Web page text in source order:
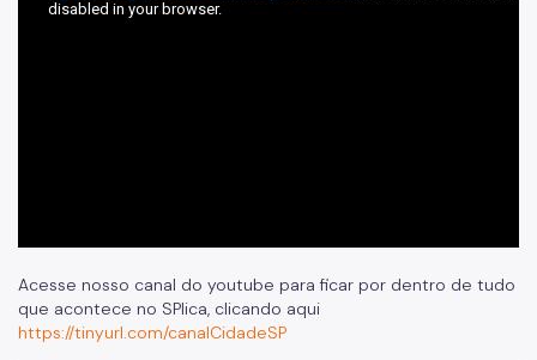
Acesse nosso canal do youtube para ficar por dentro de tudo
que acontece no SPlica, clicando aqui
https://tinyurl.com/canalCidadeSP